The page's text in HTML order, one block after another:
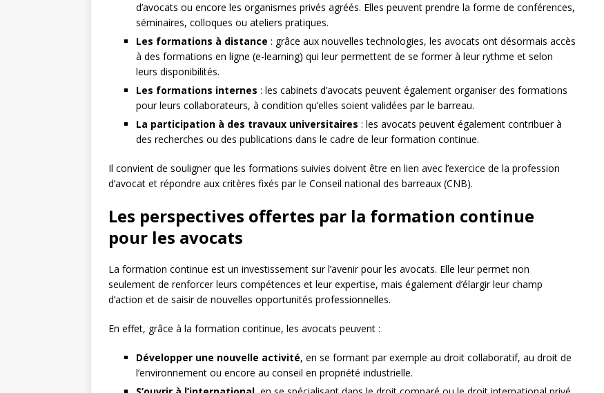
d’avocats ou encore les organismes privés agréés. Elles peuvent prendre la forme de conférences,
séminaires, colloques ou ateliers pratiques.
Les formations à distance : grâce aux nouvelles technologies, les avocats ont désormais accès
à des formations en ligne (e-learning) qui leur permettent de se former à leur rythme et selon
leurs disponibilités.
Les formations internes : les cabinets d’avocats peuvent également organiser des formations
pour leurs collaborateurs, à condition qu’elles soient validées par le barreau.
La participation à des travaux universitaires : les avocats peuvent également contribuer à
des recherches ou des publications dans le cadre de leur formation continue.
Il convient de souligner que les formations suivies doivent être en lien avec l’exercice de la profession
d’avocat et répondre aux critères fixés par le Conseil national des barreaux (CNB).
Les perspectives offertes par la formation continue
pour les avocats
La formation continue est un investissement sur l’avenir pour les avocats. Elle leur permet non
seulement de renforcer leurs compétences et leur expertise, mais également d’élargir leur champ
d’action et de saisir de nouvelles opportunités professionnelles.
En effet, grâce à la formation continue, les avocats peuvent :
Développer une nouvelle activité, en se formant par exemple au droit collaboratif, au droit de
l’environnement ou encore au conseil en propriété industrielle.